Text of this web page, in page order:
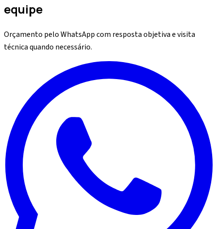
equipe
Orçamento pelo WhatsApp com resposta objetiva e visita
técnica quando necessário.